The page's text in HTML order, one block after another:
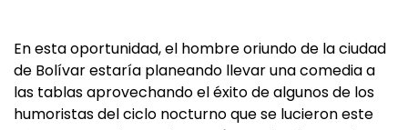
En esta oportunidad, el hombre oriundo de la ciudad
de Bolívar estaría planeando llevar una comedia a
las tablas aprovechando el éxito de algunos de los
humoristas del ciclo nocturno que se lucieron este